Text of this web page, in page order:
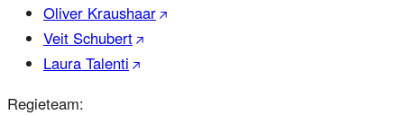
Oliver Kraushaar
Veit Schubert
Laura Talenti
Regieteam: